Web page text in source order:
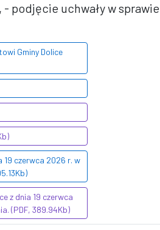
podjęcie uchwały w
Gminy Dolice
19 czerwca 2026 r. w
z dnia 19 czerwca
(PDF, 389.94Kb)